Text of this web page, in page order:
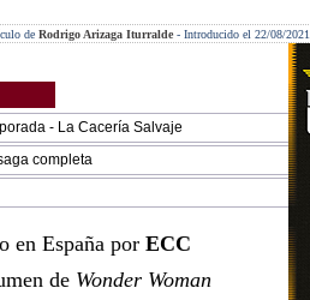
de Rodrigo Arizaga Iturralde - Introducido el 22/08/2021
- La Cacería Salvaje
completa
en España por ECC
de Wonder Woman